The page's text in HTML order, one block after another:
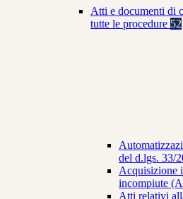
Atti e documenti di
tutte le procedure 52
del d.lgs. 33/
Acquisizione
incompiute
Atti relativi